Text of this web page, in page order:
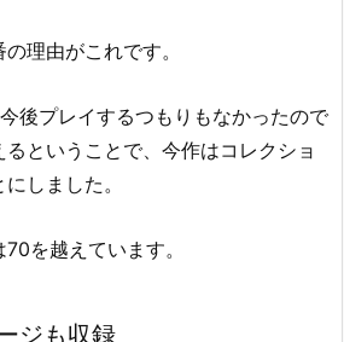
理由がこれです。
後プレイするつもりもなかったので
ということで、今作はコレクショ
しました。
を越えています。
ジも収録